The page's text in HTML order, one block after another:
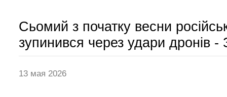
Сьомий з початку весни
зупинився через удари дронів -
13 мая 2026